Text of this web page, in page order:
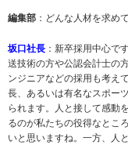
編集部 ：どんな人材を求め
坂口社長 ：新卒採用中心で
送技術の方や公認会計士の
ンジニアなどの採用も考え
長、あるいは有名なスポー
られます。人と接して感動
るのが私たちの役得なとこ
いと思いますね。一方、人